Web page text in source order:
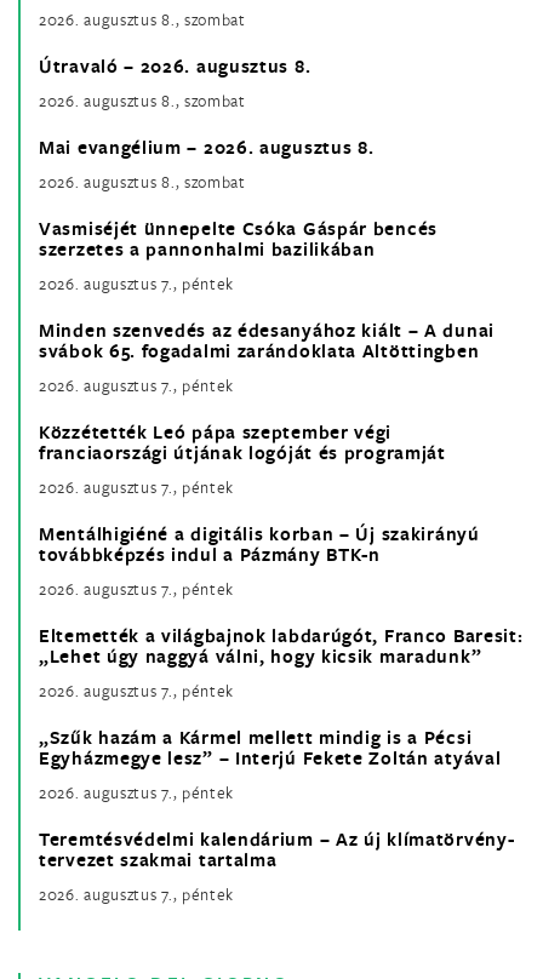
2026. augusztus 8., szombat
Útravaló – 2026. augusztus 8.
2026. augusztus 8., szombat
Mai evangélium – 2026. augusztus 8.
2026. augusztus 8., szombat
Vasmiséjét ünnepelte Csóka Gáspár bencés
szerzetes a pannonhalmi bazilikában
2026. augusztus 7., péntek
Minden szenvedés az édesanyához kiált – A dunai
svábok 65. fogadalmi zarándoklata Altöttingben
2026. augusztus 7., péntek
Közzétették Leó pápa szeptember végi
franciaországi útjának logóját és programját
2026. augusztus 7., péntek
Mentálhigiéné a digitális korban – Új szakirányú
továbbképzés indul a Pázmány BTK-n
2026. augusztus 7., péntek
Eltemették a világbajnok labdarúgót, Franco Baresit:
„Lehet úgy naggyá válni, hogy kicsik maradunk”
2026. augusztus 7., péntek
„Szűk hazám a Kármel mellett mindig is a Pécsi
Egyházmegye lesz” – Interjú Fekete Zoltán atyával
2026. augusztus 7., péntek
Teremtésvédelmi kalendárium – Az új klímatörvény-
tervezet szakmai tartalma
2026. augusztus 7., péntek